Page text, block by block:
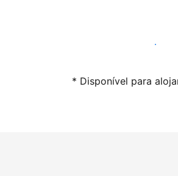
Anuncie connosco
* Disponível para